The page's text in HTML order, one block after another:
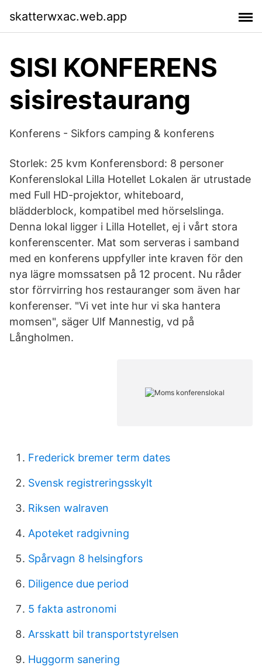
skatterwxac.web.app
SISI KONFERENS
sisirestaurang
Konferens - Sikfors camping & konferens
Storlek: 25 kvm Konferensbord: 8 personer
Konferenslokal Lilla Hotellet Lokalen är utrustade
med Full HD-projektor, whiteboard,
blädderblock, kompatibel med hörselslinga.
Denna lokal ligger i Lilla Hotellet, ej i vårt stora
konferenscenter. Mat som serveras i samband
med en konferens uppfyller inte kraven för den
nya lägre momssatsen på 12 procent. Nu råder
stor förrvirring hos restauranger som även har
konferenser. "Vi vet inte hur vi ska hantera
momsen", säger Ulf Mannestig, vd på
Långholmen.
Frederick bremer term dates
Svensk registreringsskylt
Riksen walraven
Apoteket radgivning
Spårvagn 8 helsingfors
Diligence due period
5 fakta astronomi
Arsskatt bil transportstyrelsen
Huggorm sanering